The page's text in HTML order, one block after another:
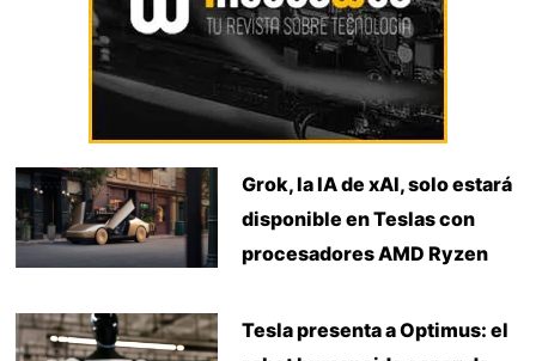
Grok, la IA de xAI, solo estará
disponible en Teslas con
procesadores AMD Ryzen
Tesla presenta a Optimus: el